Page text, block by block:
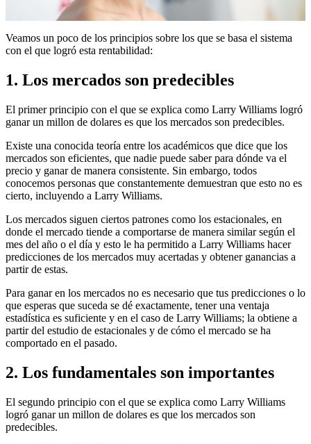
Veamos un poco de los principios sobre los que se basa el sistema
con el que logró esta rentabilidad:
1. Los mercados son predecibles
El primer principio con el que se explica como Larry Williams logró
ganar un millon de dolares es que los mercados son predecibles.
Existe una conocida teoría entre los académicos que dice que los
mercados son eficientes, que nadie puede saber para dónde va el
precio y ganar de manera consistente. Sin embargo, todos
conocemos personas que constantemente demuestran que esto no es
cierto, incluyendo a Larry Williams.
Los mercados siguen ciertos patrones como los estacionales, en
donde el mercado tiende a comportarse de manera similar según el
mes del año o el día y esto le ha permitido a Larry Williams hacer
predicciones de los mercados muy acertadas y obtener ganancias a
partir de estas.
Para ganar en los mercados no es necesario que tus predicciones o lo
que esperas que suceda se dé exactamente, tener una ventaja
estadística es suficiente y en el caso de Larry Williams; la obtiene a
partir del estudio de estacionales y de cómo el mercado se ha
comportado en el pasado.
2. Los fundamentales son importantes
El segundo principio con el que se explica como Larry Williams
logró ganar un millon de dolares es que los mercados son
predecibles.